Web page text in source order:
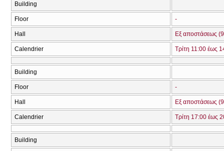
Building
Floor -
Hall Εξ αποστάσεως
Calendrier Τρίτη 11:00 έως
Building
Floor -
Hall Εξ αποστάσεως
Calendrier Τρίτη 17:00 έως
Building